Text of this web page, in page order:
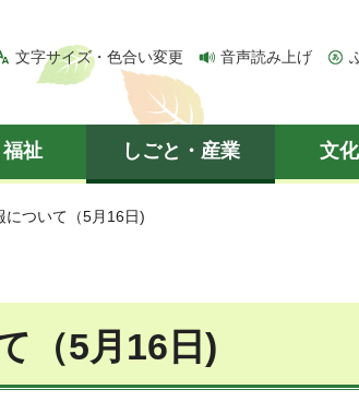
文字サイズ・色合い変更 音声読み上げ
祉 しごと・産業 文
について（5月16日)
（5月16日)